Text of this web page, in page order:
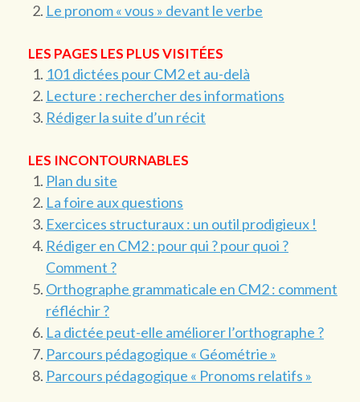
Le pronom « vous » devant le verbe
LES PAGES LES PLUS VISITÉES
101 dictées pour CM2 et au-delà
Lecture : rechercher des informations
Rédiger la suite d’un récit
LES INCONTOURNABLES
Plan du site
La foire aux questions
Exercices structuraux : un outil prodigieux !
Rédiger en CM2 : pour qui ? pour quoi ?
Comment ?
Orthographe grammaticale en CM2 : comment
réfléchir ?
La dictée peut-elle améliorer l’orthographe ?
Parcours pédagogique « Géométrie »
Parcours pédagogique « Pronoms relatifs »